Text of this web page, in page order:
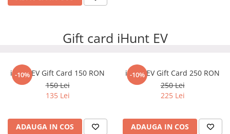
Gift card iHunt EV
-10%
iHunt EV Gift Card 150 RON
150 Lei
135 Lei
ADAUGA IN COS
-10%
iHunt EV Gift Card 250 RON
250 Lei
225 Lei
ADAUGA IN COS